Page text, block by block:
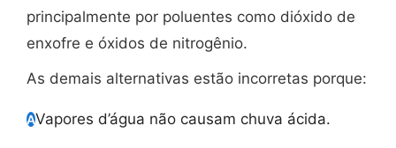
principalmente por poluentes como dióxido de
enxofre e óxidos de nitrogênio.
As demais alternativas estão incorretas porque:
AVapores d’água não causam chuva ácida.